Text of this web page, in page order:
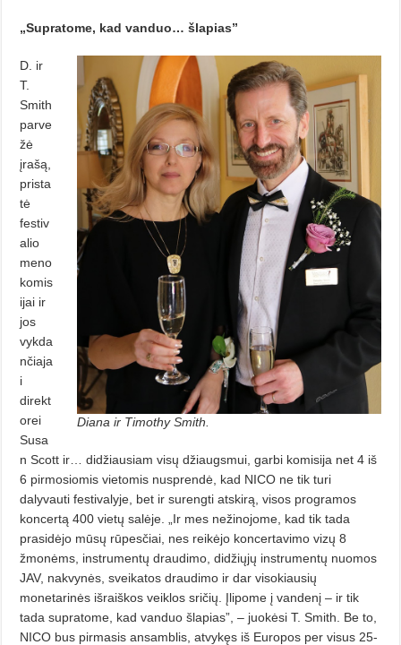
„Supratome, kad vanduo… šlapias”
Diana ir Timothy Smith.
D. ir
T.
Smith
parve
žė
įrašą,
prista
tė
festiv
alio
meno
komis
ijai ir
jos
vykda
nčiaja
i
direkt
orei
Susa
n Scott ir… didžiausiam visų džiaugsmui, garbi komisija net 4 iš
6 pirmosiomis vietomis nusprendė, kad NICO ne tik turi
dalyvauti festivalyje, bet ir surengti atskirą, visos programos
koncertą 400 vietų salėje. „Ir mes nežinojome, kad tik tada
prasidėjo mūsų rūpesčiai, nes reikėjo koncertavimo vizų 8
žmonėms, instrumentų draudimo, didžiųjų instrumentų nuomos
JAV, nakvynės, sveikatos draudimo ir dar visokiausių
monetarinės išraiškos veiklos sričių. Įlipome į vandenį – ir tik
tada supratome, kad vanduo šlapias”, – juokėsi T. Smith. Be to,
NICO bus pirmasis ansamblis, atvykęs iš Europos per visus 25-